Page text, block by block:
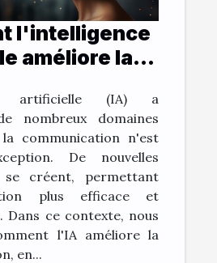
l'intelligence
améliore la
artificielle (IA) a
nombreux domaines
communication n'est
De nouvelles
se créent, permettant
plus efficace et
Dans ce contexte, nous
l'IA améliore la
en...